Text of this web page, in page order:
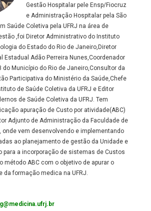
Gestão Hospitalar pele Ensp/Fiocruz
e Administração Hospitalar pela São
Saúde Coletiva pela UFRJ na área de
,foi Diretor Administrativo do Instituto
do Estado do Rio de Janeiro,Diretor
Estadual Adão Perreira Nunes,Coordenador
do Município do Rio de Janeiro,Consultor da
Participativa do Ministério da Saúde,Chefe
de Saúde Coletiva da UFRJ e Editor
de Saúde Coletiva da UFRJ. Tem
apuração de Custo por atividade(ABC)
Adjunto de Administração da Faculdade de
onde vem desenvolvendo e implementando
ao planejamento de gestão da Unidade e
para a incorporação de sistemas de Custos
método ABC com o objetivo de apurar o
da formação medica na UFRJ.